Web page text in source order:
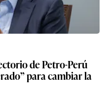
de Petro-Perú
para cambiar la